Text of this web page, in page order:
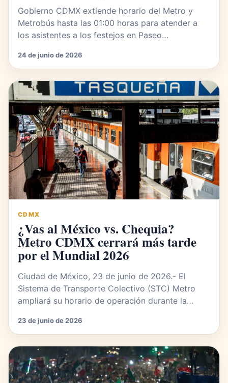
Gobierno CDMX extiende horario del Metro y
Metrobús hasta las 01:00 horas para atender a
los asistentes a los festejos en Paseo…
24 de junio de 2026
CDMX
¿Vas al México vs. Chequia?
Metro CDMX cerrará más tarde
por el Mundial 2026
Ciudad de México, 23 de junio de 2026.- El
Sistema de Transporte Colectivo (STC) Metro
ampliará su horario de operación durante la…
23 de junio de 2026